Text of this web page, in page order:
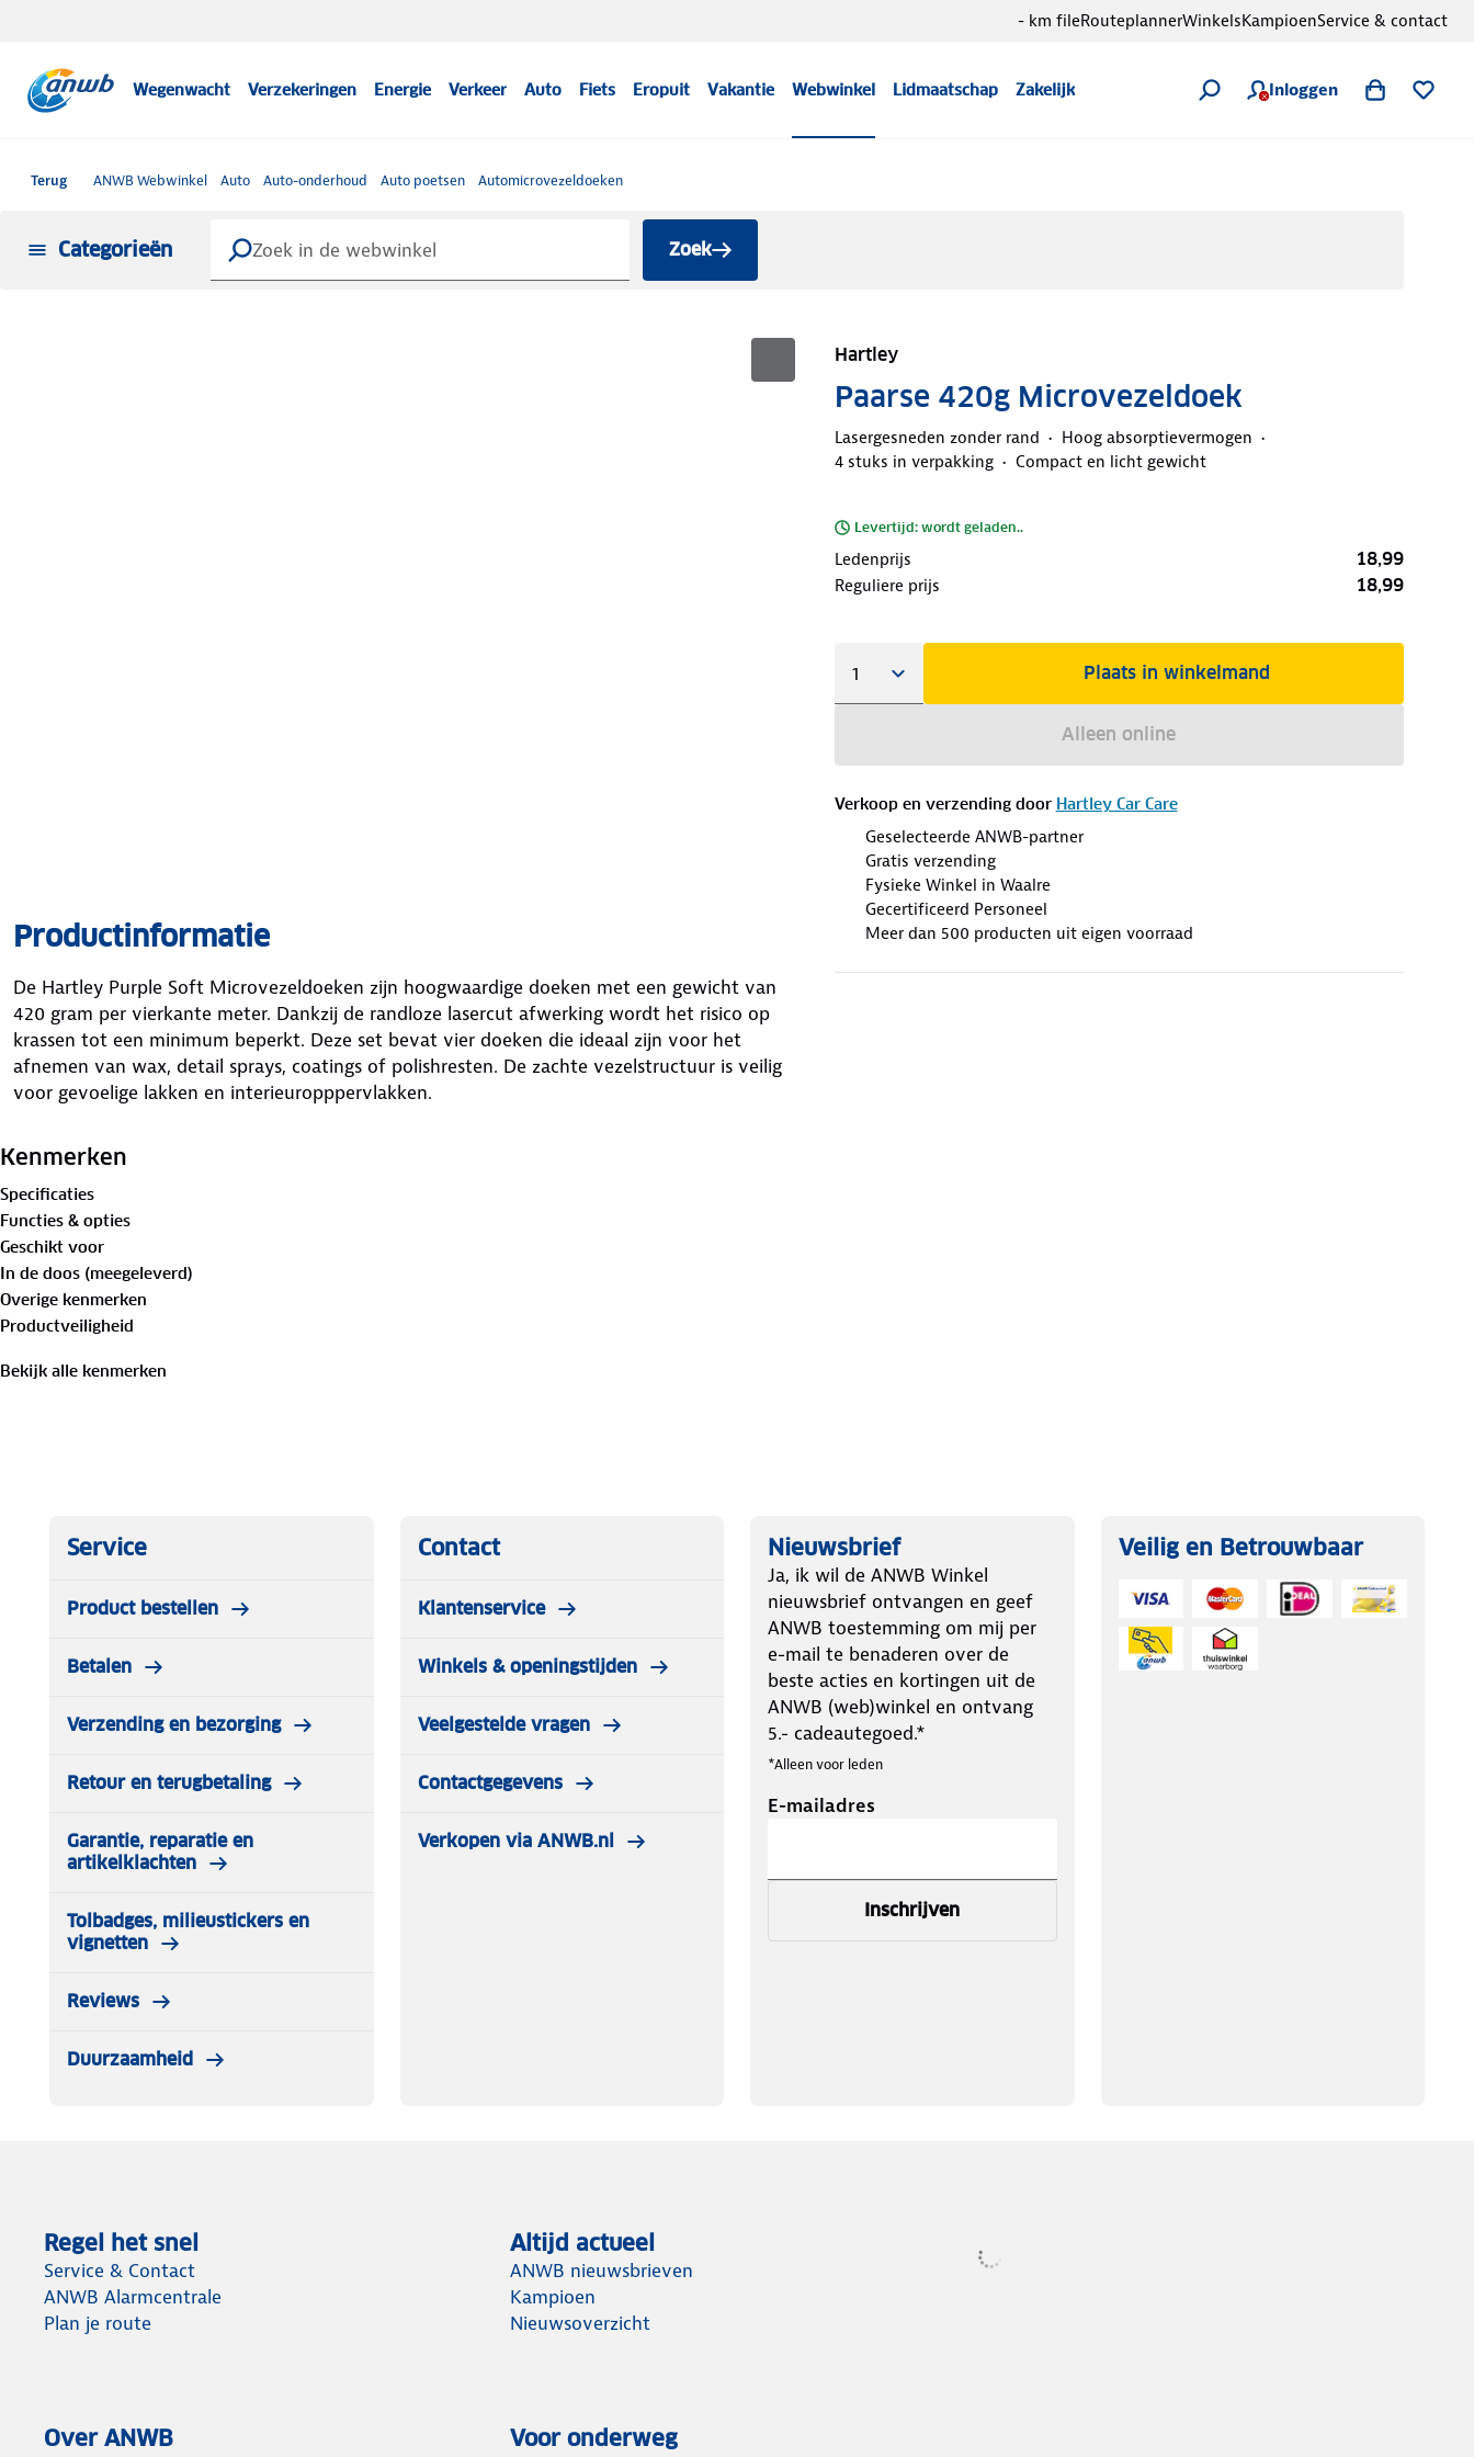
Wegenwacht Verzekeringen Energie Verkeer Auto Fiets Eropuit Vakantie Webwinkel Lidmaatschap Zakelijk Inloggen
- km fileRouteplannerWinkelsKampioenService & contact
Terug ANWB Webwinkel Auto Auto-onderhoud Auto poetsen Automicrovezeldoeken
Categorieën Zoek
Hartley
Paarse 420g Microvezeldoek
Lasergesneden zonder rand
Hoog absorptievermogen
4 stuks in verpakking
Compact en licht gewicht
Levertijd: wordt geladen..
Ledenprijs 18,99
Reguliere prijs 18,99
Plaats in winkelmand
Alleen online
Verkoop en verzending door Hartley Car Care
Geselecteerde ANWB-partner
Gratis verzending
Fysieke Winkel in Waalre
Gecertificeerd Personeel
Meer dan 500 producten uit eigen voorraad
Productinformatie
De Hartley Purple Soft Microvezeldoeken zijn hoogwaardige doeken met een gewicht van
420 gram per vierkante meter. Dankzij de randloze lasercut afwerking wordt het risico op
krassen tot een minimum beperkt. Deze set bevat vier doeken die ideaal zijn voor het
afnemen van wax, detail sprays, coatings of polishresten. De zachte vezelstructuur is veilig
voor gevoelige lakken en interieuropppervlakken.
Kenmerken
Specificaties
Functies & opties
Geschikt voor
In de doos (meegeleverd)
Overige kenmerken
Productveiligheid
Bekijk alle kenmerken
Service
Product bestellen
Betalen
Verzending en bezorging
Retour en terugbetaling
Garantie, reparatie en
artikelklachten
Tolbadges, milieustickers en
vignetten
Reviews
Duurzaamheid
Contact
Klantenservice
Winkels & openingstijden
Veelgestelde vragen
Contactgegevens
Verkopen via ANWB.nl
Nieuwsbrief
Ja, ik wil de ANWB Winkel
nieuwsbrief ontvangen en geef
ANWB toestemming om mij per
e-mail te benaderen over de
beste acties en kortingen uit de
ANWB (web)winkel en ontvang
5.- cadeautegoed.*
*Alleen voor leden
E-mailadres
Inschrijven
Veilig en Betrouwbaar
Regel het snel
Service & Contact
ANWB Alarmcentrale
Plan je route
Altijd actueel
ANWB nieuwsbrieven
Kampioen
Nieuwsoverzicht
Over ANWB Voor onderweg